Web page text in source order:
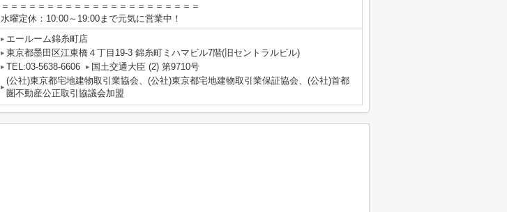
＝＝＝＝＝＝＝＝＝＝＝＝＝＝＝＝＝＝＝＝＝＝
水曜定休：10:00～19:00まで元気に営業中！
エールーム錦糸町店
東京都墨田区江東橋４丁目19-3 錦糸町ミハマビル7階(旧セントラルビル)
TEL:03-5638-6606
国土交通大臣 (2) 第9710号
(公社)東京都宅地建物取引業協会、(公社)東京都宅地建物取引業保証協会、(公社)首都
圏不動産公正取引協議会加盟